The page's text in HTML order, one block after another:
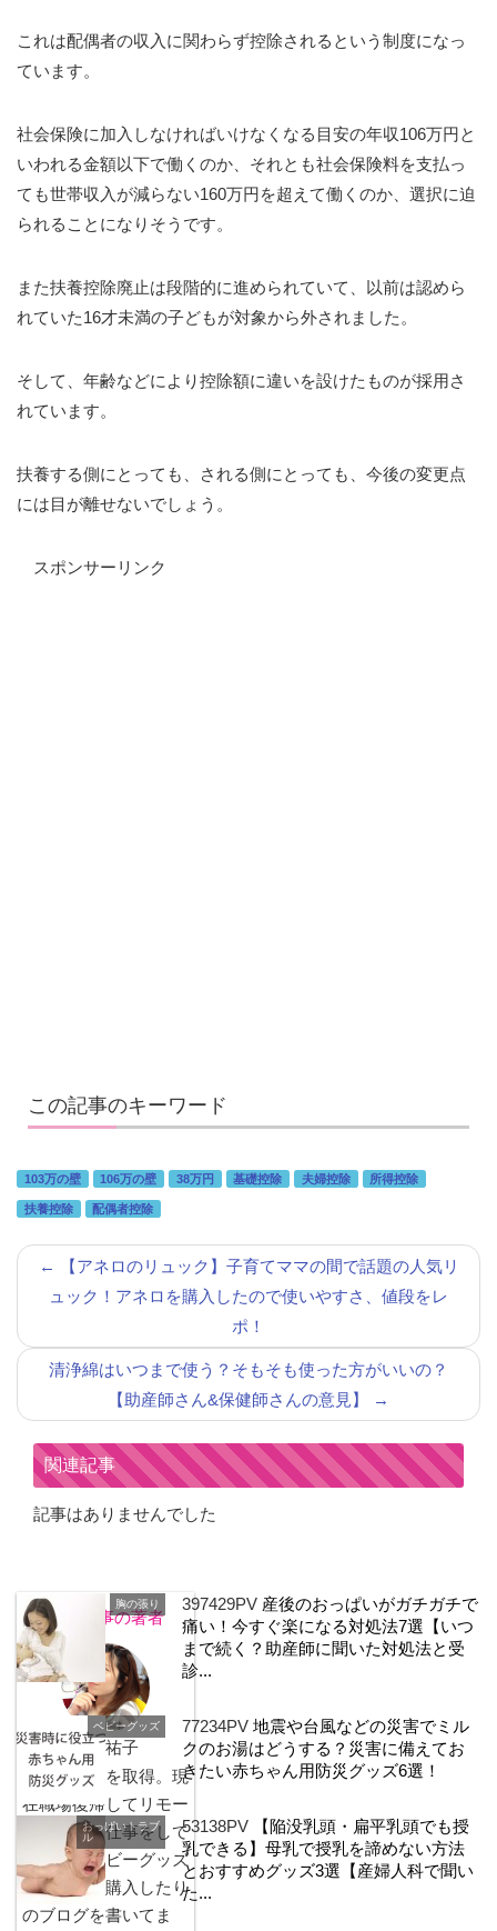
これは配偶者の収入に関わらず控除されるという制度になっ
ています。
社会保険に加入しなければいけなくなる目安の年収106万円と
いわれる金額以下で働くのか、それとも社会保険料を支払っ
ても世帯収入が減らない160万円を超えて働くのか、選択に迫
られることになりそうです。
また扶養控除廃止は段階的に進められていて、以前は認めら
れていた16才未満の子どもが対象から外されました。
そして、年齢などにより控除額に違いを設けたものが採用さ
れています。
扶養する側にとっても、される側にとっても、今後の変更点
には目が離せないでしょう。
スポンサーリンク
この記事のキーワード
103万の壁 106万の壁 38万円 基礎控除 夫婦控除 所得控除
扶養控除 配偶者控除
←
【アネロのリュック】子育てママの間で話題の人気リ
ュック！アネロを購入したので使いやすさ、値段をレ
ポ！
清浄綿はいつまで使う？そもそも使った方がいいの？
【助産師さん&保健師さんの意見】
→
関連記事
記事はありませんでした
この記事の著者
多胡祐子
産休・育休を取得。現
在職場復帰してリモー
トワークで仕事をして
います。ベビーグッズ
を調べたり購入したり
のブログを書いてま
胸の張り 397429PV 産後のおっぱいがガチガチで
痛い！今すぐ楽になる対処法7選【いつ
まで続く？助産師に聞いた対処法と受
診...
ベビーグッズ 77234PV地震や台風などの災害でミル
クのお湯はどうする？災害に備えてお
きたい赤ちゃん用防災グッズ6選！
おっぱいトラブ
ル
53138PV
【陥没乳頭・扁平乳頭でも授
乳できる】母乳で授乳を諦めない方法
とおすすめグッズ3選【産婦人科で聞い
た...